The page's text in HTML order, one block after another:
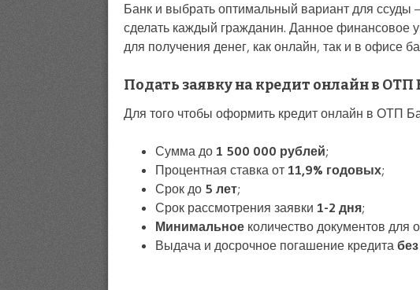
Банк и выбрать оптимальный вариант для ссуды
сделать каждый гражданин. Данное финансовое
для получения денег, как онлайн, так и в офисе
Подать заявку на кредит онлайн в ОТП
Для того чтобы оформить кредит онлайн в ОТП
Сумма до 1 500 000 рублей;
Процентная ставка от 11,9% годовых;
Срок до 5 лет;
Срок рассмотрения заявки 1-2 дня;
Минимальное количество документов для
Выдача и досрочное погашение кредита